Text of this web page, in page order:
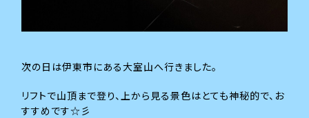
次の日は伊東市にある大室山へ行きました。
リフトで山頂まで登り、上から見る景色はとても神秘的で、お
すすめです☆彡